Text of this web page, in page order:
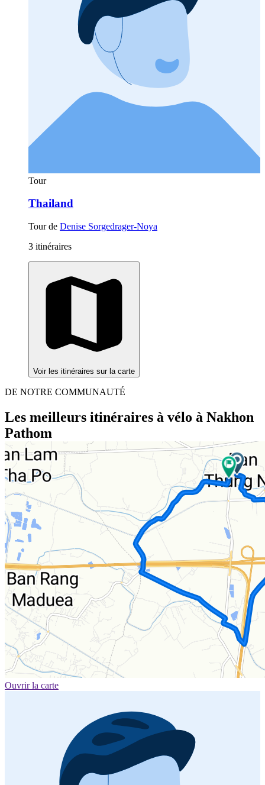
Tour
Thailand
Tour de Denise Sorgedrager-Noya
3 itinéraires
Voir les itinéraires sur la carte
DE NOTRE COMMUNAUTÉ
Les meilleurs itinéraires à vélo à Nakhon
Pathom
Ouvrir la carte